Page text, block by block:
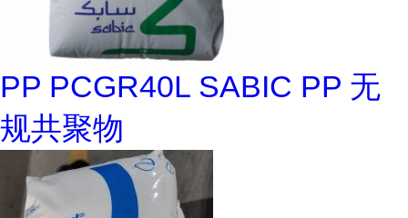
PP PCGR40L SABIC PP 无
规共聚物